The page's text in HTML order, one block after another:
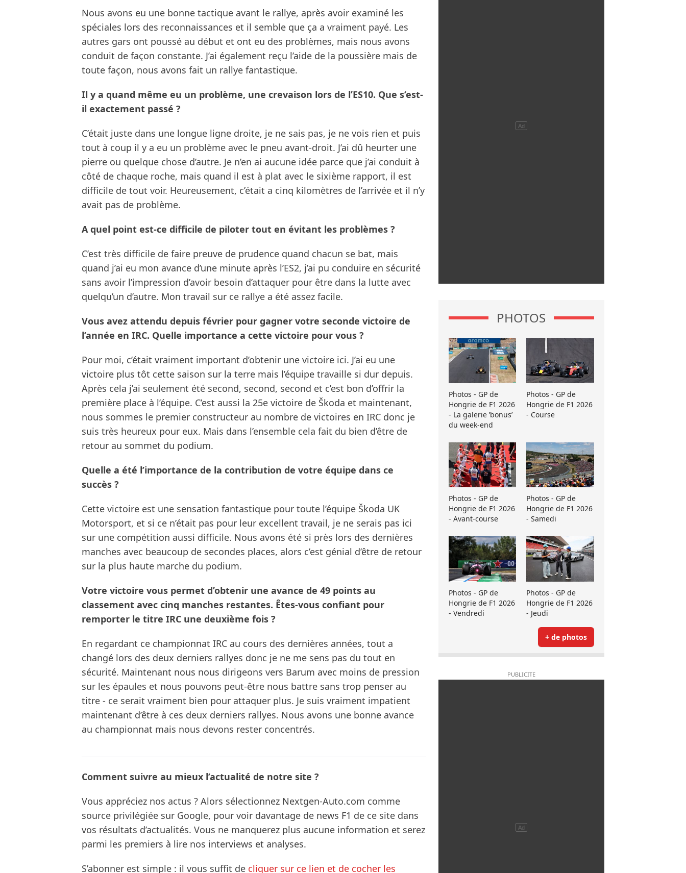
Nous avons eu une bonne tactique avant le rallye, après avoir examiné les
spéciales lors des reconnaissances et il semble que ça a vraiment payé. Les
autres gars ont poussé au début et ont eu des problèmes, mais nous avons
conduit de façon constante. J’ai également reçu l’aide de la poussière mais de
toute façon, nous avons fait un rallye fantastique.
Il y a quand même eu un problème, une crevaison lors de l’ES10. Que s’est-
il exactement passé ?
C’était juste dans une longue ligne droite, je ne sais pas, je ne vois rien et puis
tout à coup il y a eu un problème avec le pneu avant-droit. J’ai dû heurter une
pierre ou quelque chose d’autre. Je n’en ai aucune idée parce que j’ai conduit à
côté de chaque roche, mais quand il est à plat avec le sixième rapport, il est
difficile de tout voir. Heureusement, c’était a cinq kilomètres de l’arrivée et il n’y
avait pas de problème.
A quel point est-ce difficile de piloter tout en évitant les problèmes ?
C’est très difficile de faire preuve de prudence quand chacun se bat, mais
quand j’ai eu mon avance d’une minute après l’ES2, j’ai pu conduire en sécurité
sans avoir l’impression d’avoir besoin d’attaquer pour être dans la lutte avec
quelqu’un d’autre. Mon travail sur ce rallye a été assez facile.
Vous avez attendu depuis février pour gagner votre seconde victoire de
l’année en IRC. Quelle importance a cette victoire pour vous ?
Pour moi, c’était vraiment important d’obtenir une victoire ici. J’ai eu une
victoire plus tôt cette saison sur la terre mais l’équipe travaille si dur depuis.
Après cela j’ai seulement été second, second, second et c’est bon d’offrir la
première place à l’équipe. C’est aussi la 25e victoire de Škoda et maintenant,
nous sommes le premier constructeur au nombre de victoires en IRC donc je
suis très heureux pour eux. Mais dans l’ensemble cela fait du bien d’être de
retour au sommet du podium.
Quelle a été l’importance de la contribution de votre équipe dans ce
succès ?
Cette victoire est une sensation fantastique pour toute l’équipe Škoda UK
Motorsport, et si ce n’était pas pour leur excellent travail, je ne serais pas ici
sur une compétition aussi difficile. Nous avons été si près lors des dernières
manches avec beaucoup de secondes places, alors c’est génial d’être de retour
sur la plus haute marche du podium.
Votre victoire vous permet d’obtenir une avance de 49 points au
classement avec cinq manches restantes. Êtes-vous confiant pour
remporter le titre IRC une deuxième fois ?
En regardant ce championnat IRC au cours des dernières années, tout a
changé lors des deux derniers rallyes donc je ne me sens pas du tout en
sécurité. Maintenant nous nous dirigeons vers Barum avec moins de pression
sur les épaules et nous pouvons peut-être nous battre sans trop penser au
titre - ce serait vraiment bien pour attaquer plus. Je suis vraiment impatient
maintenant d’être à ces deux derniers rallyes. Nous avons une bonne avance
au championnat mais nous devons rester concentrés.
Comment suivre au mieux l’actualité de notre site ?
Vous appréciez nos actus ? Alors sélectionnez Nextgen-Auto.com comme
source privilégiée sur Google, pour voir davantage de news F1 de ce site dans
vos résultats d’actualités. Vous ne manquerez plus aucune information et serez
parmi les premiers à lire nos interviews et analyses.
S’abonner est simple : il vous suffit de cliquer sur ce lien et de cocher les
PHOTOS
Photos - GP de
Hongrie de F1 2026
- La galerie ’bonus’
du week-end
Photos - GP de
Hongrie de F1 2026
- Course
Photos - GP de
Hongrie de F1 2026
- Avant-course
Photos - GP de
Hongrie de F1 2026
- Samedi
Photos - GP de
Hongrie de F1 2026
- Vendredi
Photos - GP de
Hongrie de F1 2026
- Jeudi
+ de photos